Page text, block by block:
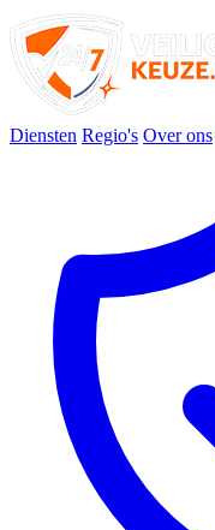
Diensten Regio's Over ons